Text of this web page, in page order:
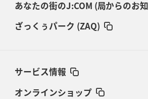
あなたの街のJ:COM (局からのお
ざっくぅパーク (ZAQ)
サービス情報
オンラインショップ